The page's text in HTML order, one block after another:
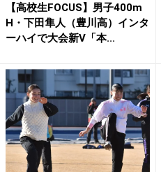
【高校生FOCUS】男子400m
H・下田隼人（豊川高）インタ
ーハイで大会新V「本...